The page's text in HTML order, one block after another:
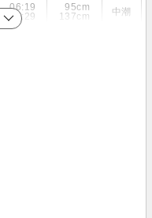
06:19
18:29
95cm
137cm
中潮